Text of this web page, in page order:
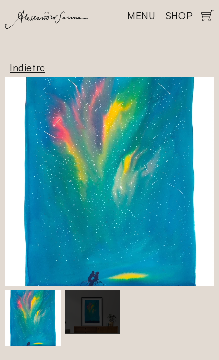
direttamente
ai contenuti
MENU
SHOP
Indietro